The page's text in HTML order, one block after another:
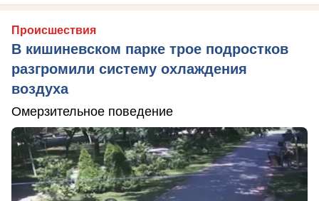
Происшествия
В кишиневском парке трое подростков
разгромили систему охлаждения
воздуха
Омерзительное поведение